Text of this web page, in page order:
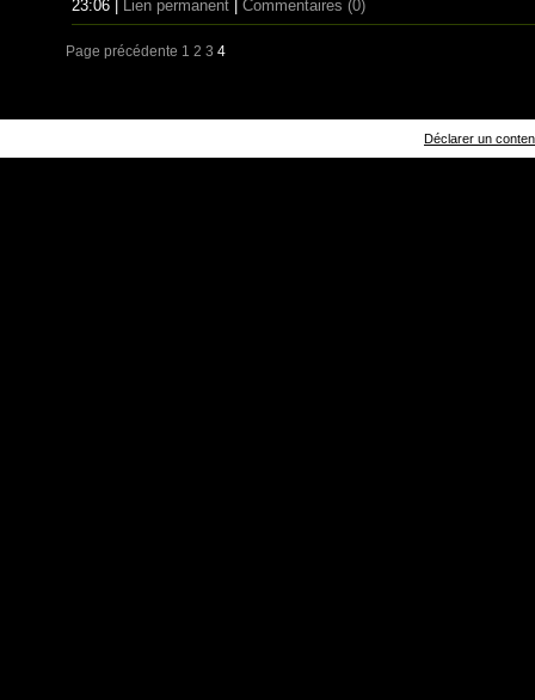
23:06 | Lien permanent Commentaires (0)
Page précédente 1 2 3 4
Déclarer un